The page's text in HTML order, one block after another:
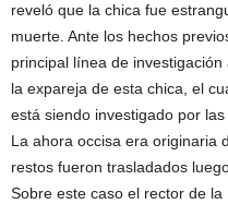
reveló que la chica fue
muerte. Ante los hechos
principal línea de
la expareja de esta chica, el
está siendo investigado por
La ahora occisa era originaria
restos fueron trasladados
Sobre este caso el rector de la